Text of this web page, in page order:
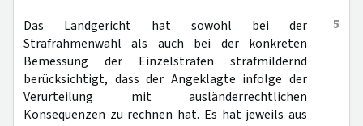
5
Das Landgericht hat sowohl bei der
Strafrahmenwahl als auch bei der konkreten
Bemessung der Einzelstrafen strafmildernd
berücksichtigt, dass der Angeklagte infolge der
Verurteilung mit ausländerrechtlichen
Konsequenzen zu rechnen hat. Es hat jeweils aus